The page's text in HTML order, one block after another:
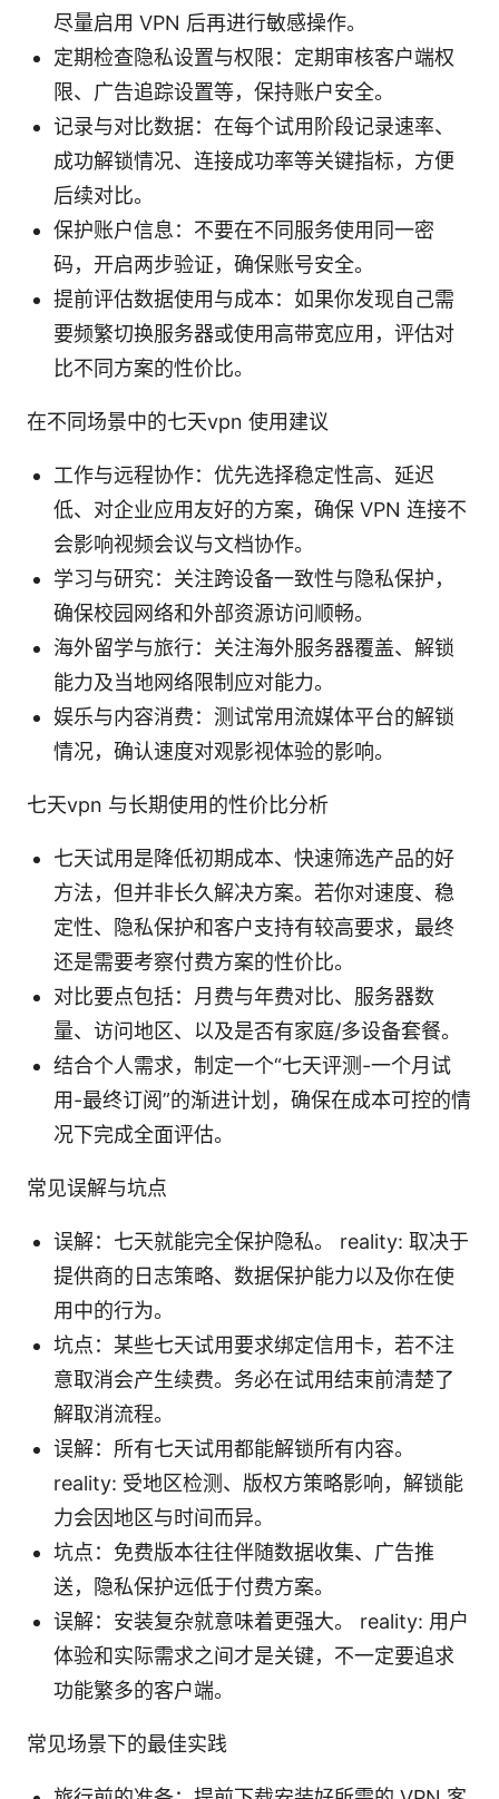
尽量启用 VPN 后再进行敏感操作。
定期检查隐私设置与权限：定期审核客户端权
限、广告追踪设置等，保持账户安全。
记录与对比数据：在每个试用阶段记录速率、
成功解锁情况、连接成功率等关键指标，方便
后续对比。
保护账户信息：不要在不同服务使用同一密
码，开启两步验证，确保账号安全。
提前评估数据使用与成本：如果你发现自己需
要频繁切换服务器或使用高带宽应用，评估对
比不同方案的性价比。
在不同场景中的七天vpn 使用建议
工作与远程协作：优先选择稳定性高、延迟
低、对企业应用友好的方案，确保 VPN 连接不
会影响视频会议与文档协作。
学习与研究：关注跨设备一致性与隐私保护，
确保校园网络和外部资源访问顺畅。
海外留学与旅行：关注海外服务器覆盖、解锁
能力及当地网络限制应对能力。
娱乐与内容消费：测试常用流媒体平台的解锁
情况，确认速度对观影视体验的影响。
七天vpn 与长期使用的性价比分析
七天试用是降低初期成本、快速筛选产品的好
方法，但并非长久解决方案。若你对速度、稳
定性、隐私保护和客户支持有较高要求，最终
还是需要考察付费方案的性价比。
对比要点包括：月费与年费对比、服务器数
量、访问地区、以及是否有家庭/多设备套餐。
结合个人需求，制定一个“七天评测-一个月试
用-最终订阅”的渐进计划，确保在成本可控的情
况下完成全面评估。
常见误解与坑点
误解：七天就能完全保护隐私。 reality: 取决于
提供商的日志策略、数据保护能力以及你在使
用中的行为。
坑点：某些七天试用要求绑定信用卡，若不注
意取消会产生续费。务必在试用结束前清楚了
解取消流程。
误解：所有七天试用都能解锁所有内容。
reality: 受地区检测、版权方策略影响，解锁能
力会因地区与时间而异。
坑点：免费版本往往伴随数据收集、广告推
送，隐私保护远低于付费方案。
误解：安装复杂就意味着更强大。 reality: 用户
体验和实际需求之间才是关键，不一定要追求
功能繁多的客户端。
常见场景下的最佳实践